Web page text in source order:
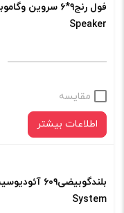
Speaker
مقایسه
اطلاعات بیشتر
System